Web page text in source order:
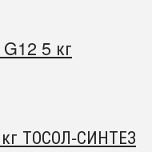
5 кг
ТОСОЛ-СИНТЕЗ